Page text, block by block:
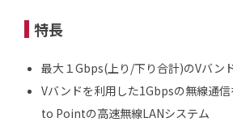
特長
最大１Gbps(上り/下り合計)のVバン
Vバンドを利用した1Gbpsの無線通
to Pointの高速無線LANシステム